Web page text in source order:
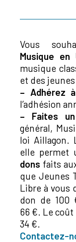
Vous
Musique en
musique
et des
– Adhérez
l’adhésion
–
Faites
général,
loi Aillagon.
elle permet
dons faits
que Jeunes
Libre à vous
don de 100
66 €. Le coût
34 €.
Contactez-